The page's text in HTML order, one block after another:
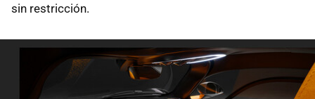
sin restricción.